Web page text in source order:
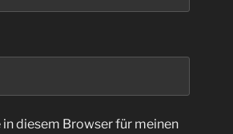
diesem Browser für meinen